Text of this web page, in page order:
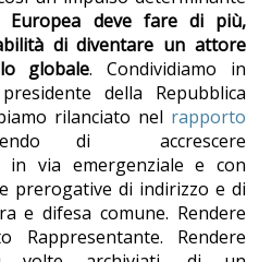
Europea deve fare di più,
di diventare un attore
globale. Condividiamo in
della Repubblica
rilanciato nel rapporto
di accrescere
in via emergenziale e con
prerogative di indirizzo e di
e difesa comune. Rendere
Rappresentante. Rendere